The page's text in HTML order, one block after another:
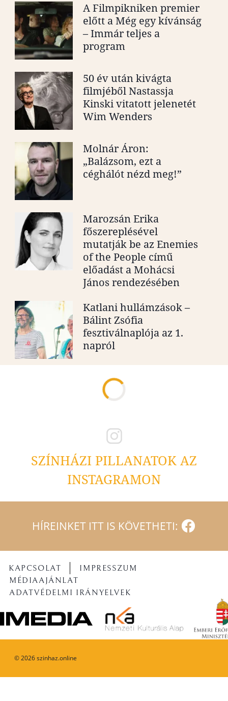
A Filmpikniken premier
előtt a Még egy kívánság
– Immár teljes a
program
50 év után kivágta
filmjéből Nastassja
Kinski vitatott jelenetét
Wim Wenders
Molnár Áron:
„Balázsom, ezt a
céghálót nézd meg!”
Marozsán Erika
főszereplésével
mutatják be az Enemies
of the People című
előadást a Mohácsi
János rendezésében
Katlani hullámzások –
Bálint Zsófia
fesztiválnaplója az 1.
napról
SZÍNHÁZI PILLANATOK AZ
INSTAGRAMON
HÍREINKET ITT IS KÖVETHETI:
©2026szinhaz.online
KAPCSOLAT
IMPRESSZUM
MÉDIAAJÁNLAT
ADATVÉDELMI IRÁNYELVEK